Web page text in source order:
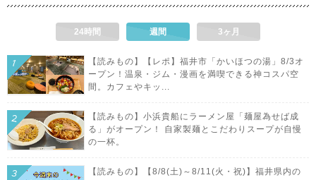
24時間 週間 3ヶ月
【読みもの】【レポ】福井市「かいほつの湯」8/3オ
ープン！温泉・ジム・漫画を満喫できる神コスパ空
間。カフェやキッ...
【読みもの】小浜貴船にラーメン屋「麺屋為せば成
る」がオープン！ 自家製麺とこだわりスープが自慢
の一杯。
【読みもの】【8/8(土)～8/11(火・祝)】福井県内の